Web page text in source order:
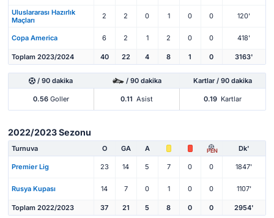
Uluslararası Hazırlık
Maçları
2 2 0 1 0 0 120'
Copa America 6 2 1 2 0 0 418'
Toplam 2023/2024 40 22 4 8 1 0 3163'
/ 90 dakika / 90 dakika Kartlar / 90 dakika
0.56Goller 0.11 Asist 0.19 Kartlar
2022/2023 Sezonu
Turnuva O GA A PEN Dk'
Premier Lig 23 14 5 7 0 0 1847'
Rusya Kupası 14 7 0 1 0 0 1107'
Toplam 2022/2023 37 21 5 8 0 0 2954'